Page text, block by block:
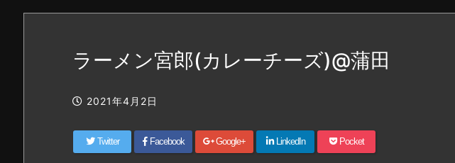
ラーメン宮郎(カレーチーズ)@蒲田
2021年4月2日
Twitter Facebook Google+ LinkedIn Pocket